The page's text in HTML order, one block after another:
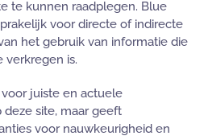
te kunnen raadplegen. Blue
voor directe of indirecte
het gebruik van informatie die
verkregen is.
juiste en actuele
site, maar geeft
voor nauwkeurigheid en